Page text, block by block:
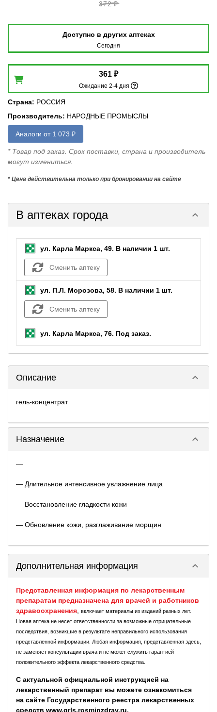
372 ₽
Доступно в других аптеках
Сегодня
361 ₽
Ожидание 2-4 дня
Страна: РОССИЯ
Производитель: НАРОДНЫЕ ПРОМЫСЛЫ
Аналоги от 1 073 ₽
* Товар под заказ. Срок поставки, страна и производитель
могут измениться.
* Цена действительна только при бронировании на сайте
В аптеках города keyboard_arrow_down
ул. Карла Маркса, 49. В наличии 1 шт.
Сменить аптеку
ул. П.Л. Морозова, 58. В наличии 1 шт.
Сменить аптеку
ул. Карла Маркса, 76. Под заказ.
Описание keyboard_arrow_down
гель-концентрат
Назначение keyboard_arrow_down
—
— Длительное интенсивное увлажнение лица
— Восстановление гладкости кожи
— Обновление кожи, разглаживание морщин
Дополнительная информация keyboard_arrow_down
Представленная информация по лекарственным
препаратам предназначена для врачей и работников
здравоохранения
включает материалы из изданий разных лет.
Новая аптека не несет ответственности за возможные отрицательные
последствия, возникшие в результате неправильного использования
представленной информации. Любая информация, представленная здесь,
не заменяет консультации врача и не может служить гарантией
положительного эффекта лекарственного средства.
С актуальной официальной инструкцией на
лекарственный препарат вы можете ознакомиться
на сайте Государственного реестра лекарственных
средств www.grls.rosminzdrav.ru.